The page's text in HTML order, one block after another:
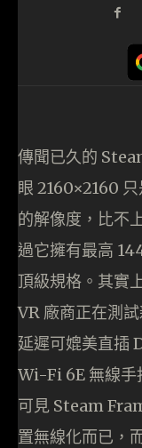
傳聞已久的
眼 2160×2160 只
的解像度，比不
過它擁有最高
頂級規格。其實
VR 廠商正在測
延遲可媲美直插
Wi-Fi 6E 無線手
可見 Steam
置無線化而已，